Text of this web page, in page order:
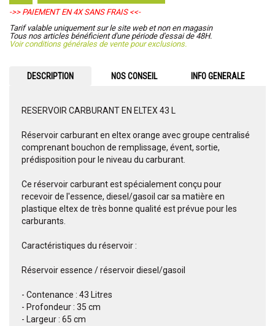
->> PAIEMENT EN 4X SANS FRAIS <<-
Tarif valable uniquement sur le site web et non en magasin
Tous nos articles bénéficient d'une période d'essai de 48H.
Voir conditions générales de vente pour exclusions.
DESCRIPTION NOS CONSEIL INFO GENERALE
RESERVOIR CARBURANT EN ELTEX 43 L
Réservoir carburant en eltex orange avec groupe centralisé
comprenant bouchon de remplissage, évent, sortie,
prédisposition pour le niveau du carburant.
Ce réservoir carburant est spécialement conçu pour
recevoir de l'essence, diesel/gasoil car sa matière en
plastique eltex de très bonne qualité est prévue pour les
carburants.
Caractéristiques du réservoir :
Réservoir essence / réservoir diesel/gasoil
- Contenance : 43 Litres
- Profondeur : 35 cm
- Largeur : 65 cm